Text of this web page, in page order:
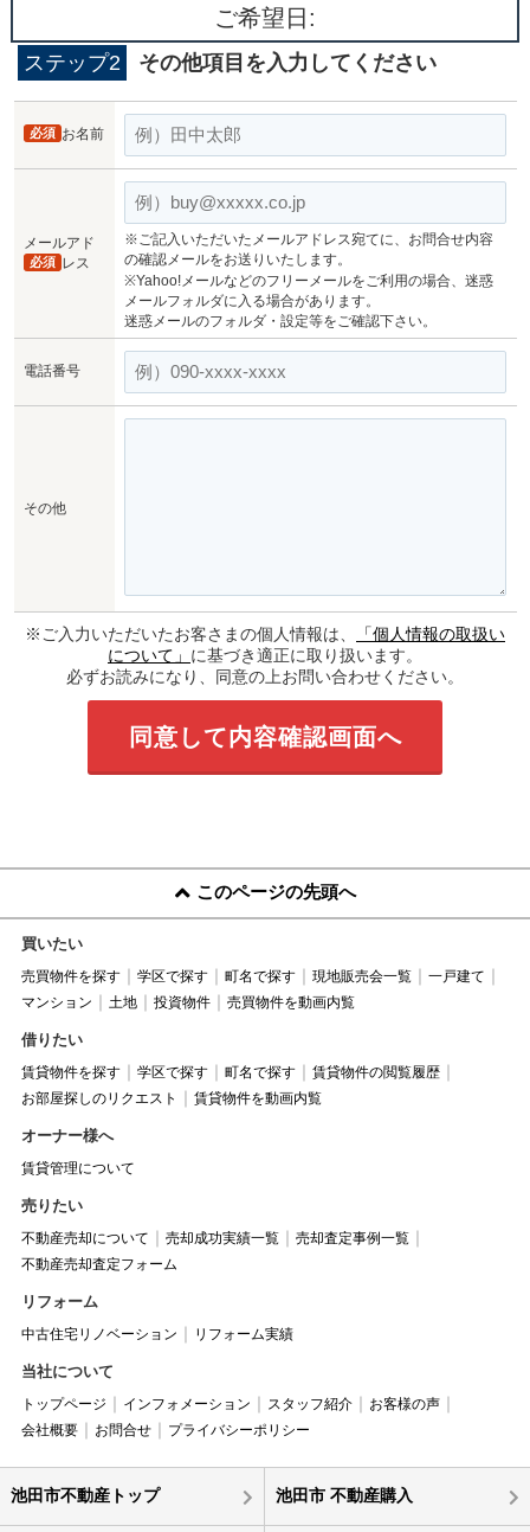
ご希望日:
ステップ2 その他項目を入力してください
お名前
必須
メールアド
レス
必須
※ご記入いただいたメールアドレス宛てに、お問合せ内容
の確認メールをお送りいたします。
※Yahoo!メールなどのフリーメールをご利用の場合、迷惑
メールフォルダに入る場合があります。
迷惑メールのフォルダ・設定等をご確認下さい。
電話番号
その他
※ご入力いただいたお客さまの個人情報は、
「個人情報の取扱い
について」 に基づき適正に取り扱います。
必ずお読みになり、同意の上お問い合わせください。
このページの先頭へ
買いたい
売買物件を探す 学区で探す 町名で探す 現地販売会一覧
一戸建て
マンション
土地 投資物件 売買物件を動画内覧
借りたい
賃貸物件を探す 学区で探す 町名で探す
賃貸物件の閲覧履歴
お部屋探しのリクエスト
賃貸物件を動画内覧
オーナー様へ
賃貸管理について
売りたい
不動産売却について 売却成功実績一覧
売却査定事例一覧
不動産売却査定フォーム
リフォーム
中古住宅リノベーション リフォーム実績
当社について
トップページ インフォメーション スタッフ紹介
お客様の声
会社概要
お問合せ プライバシーポリシー
池田市不動産トップ 池田市 不動産購入